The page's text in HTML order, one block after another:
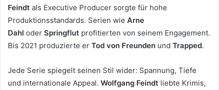
Feindt als Executive Producer sorgte für hohe
Produktionsstandards. Serien wie Arne
Dahl oder Springflut profitierten von seinem Engagement.
Bis 2021 produzierte er Tod von Freunden und Trapped.
Jede Serie spiegelt seinen Stil wider: Spannung, Tiefe
und internationale Appeal. Wolfgang Feindt liebte Krimis,